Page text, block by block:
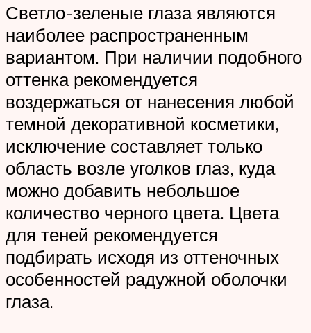
Светло-зеленые глаза являются
наиболее распространенным
вариантом. При наличии подобного
оттенка рекомендуется
воздержаться от нанесения любой
темной декоративной косметики,
исключение составляет только
область возле уголков глаз, куда
можно добавить небольшое
количество черного цвета. Цвета
для теней рекомендуется
подбирать исходя из оттеночных
особенностей радужной оболочки
глаза.